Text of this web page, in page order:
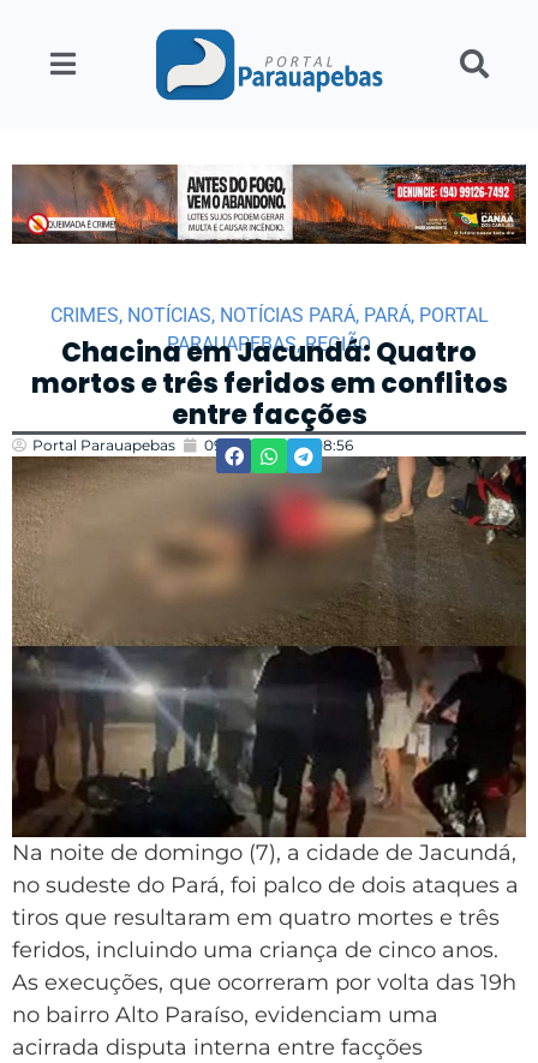
CRIMES, NOTÍCIAS, NOTÍCIAS PARÁ, PARÁ, PORTAL
PARAUAPEBAS,REGIÃO
Chacina em Jacundá: Quatro
mortos e três feridos em conflitos
entre facções
Portal Parauapebas 09/07/2024 08:56
Na noite de domingo (7), a cidade de Jacundá,
no sudeste do Pará, foi palco de dois ataques a
tiros que resultaram em quatro mortes e três
feridos, incluindo uma criança de cinco anos.
As execuções, que ocorreram por volta das 19h
no bairro Alto Paraíso, evidenciam uma
acirrada disputa interna entre facções